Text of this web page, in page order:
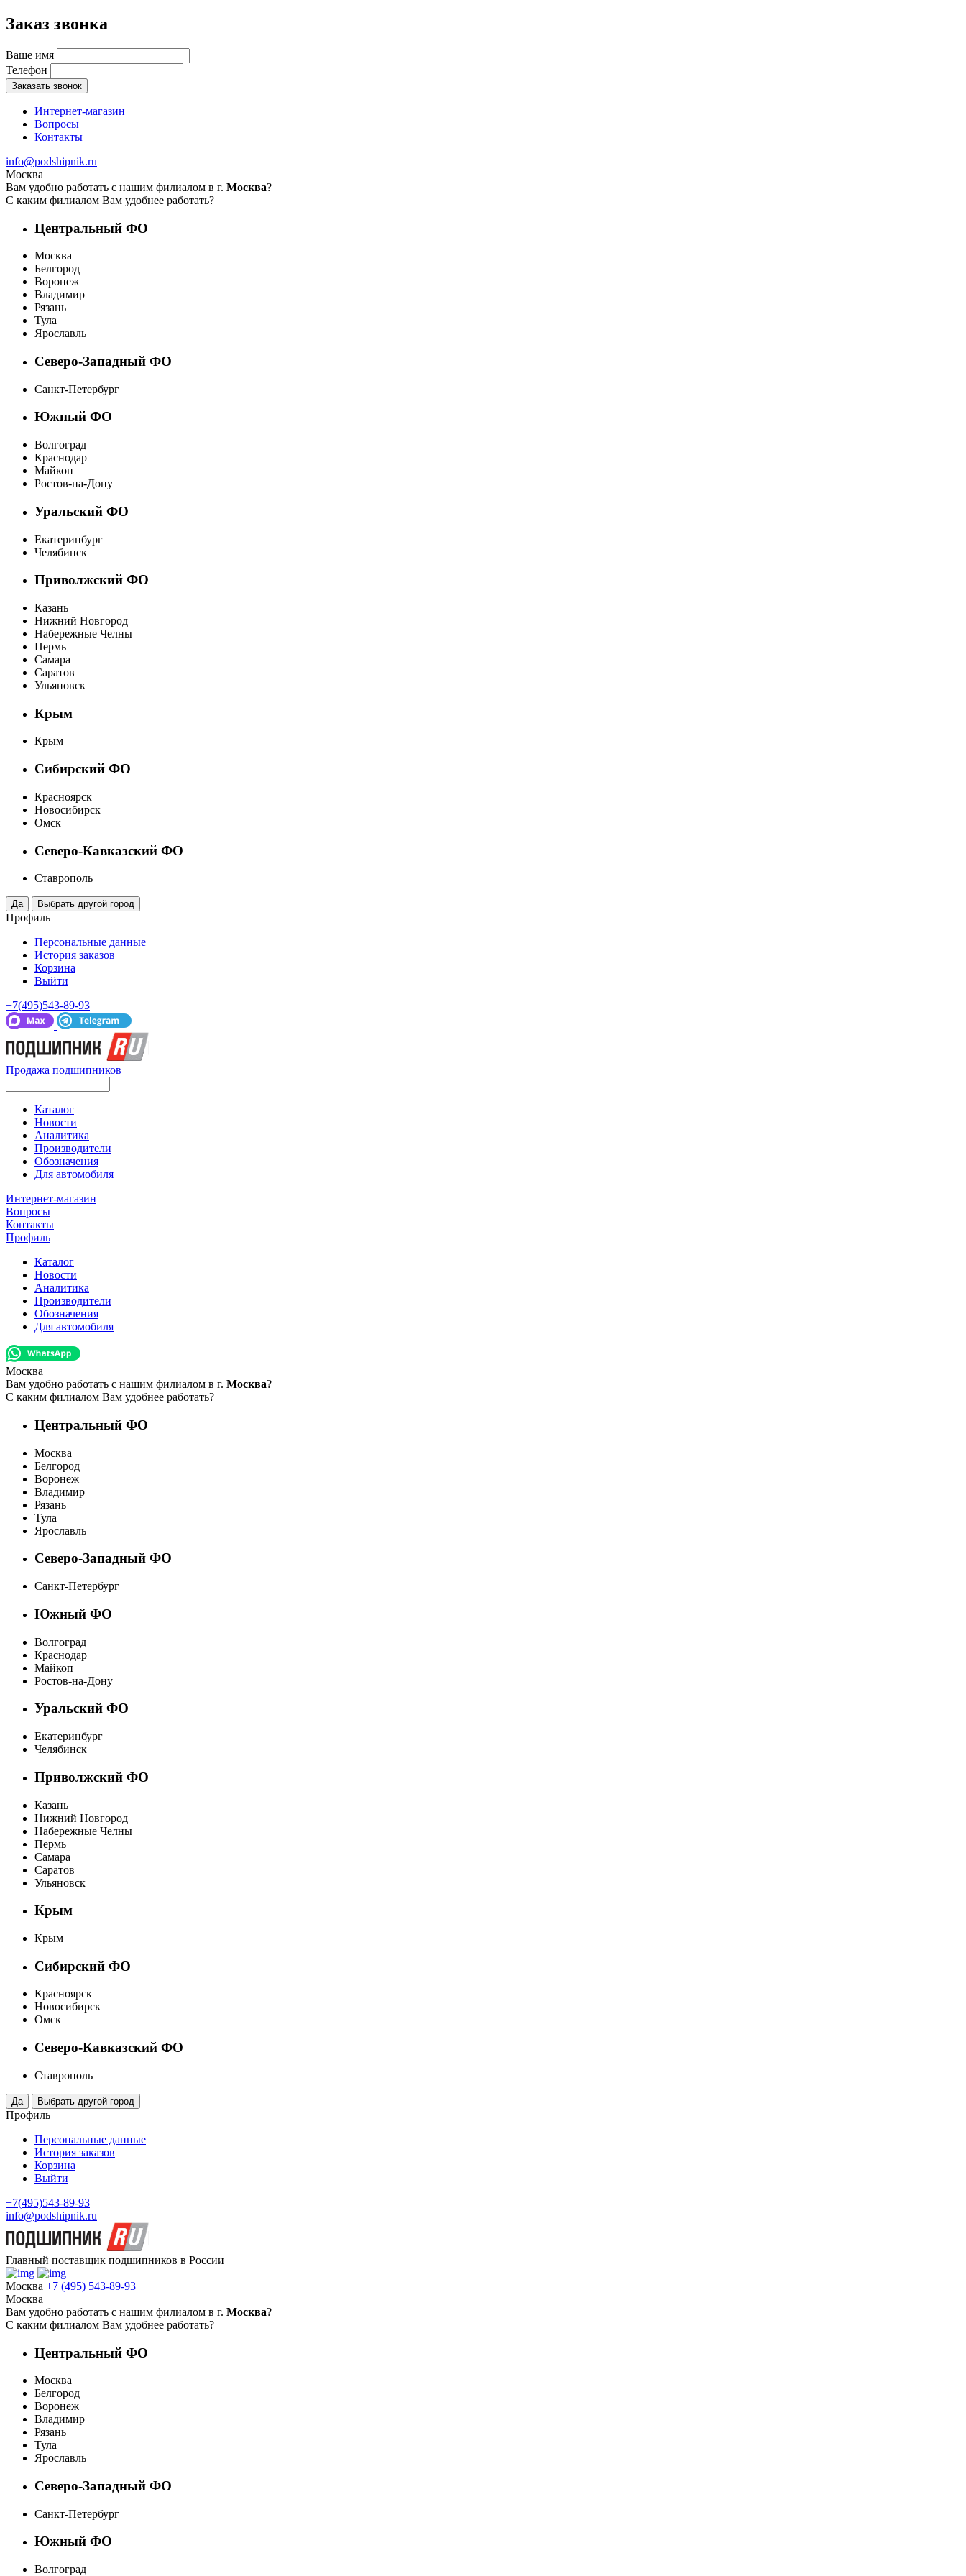
Заказ звонка
Ваше имя
Телефон
Заказать звонок
Интернет-магазин
Вопросы
Контакты
info@podshipnik.ru
Москва
Вам удобно работать с нашим филиалом в г. Москва?
С каким филиалом Вам удобнее работать?
Центральный ФО
Москва
Белгород
Воронеж
Владимир
Рязань
Тула
Ярославль
Северо-Западный ФО
Санкт-Петербург
Южный ФО
Волгоград
Краснодар
Майкоп
Ростов-на-Дону
Уральский ФО
Екатеринбург
Челябинск
Приволжский ФО
Казань
Нижний Новгород
Набережные Челны
Пермь
Самара
Саратов
Ульяновск
Крым
Крым
Сибирский ФО
Красноярск
Новосибирск
Омск
Северо-Кавказский ФО
Ставрополь
Профиль
Персональные данные
История заказов
Корзина
Выйти
+7(495)543-89-93
Продажа подшипников
Каталог
Новости
Аналитика
Производители
Обозначения
Для автомобиля
Интернет-магазин
Вопросы
Контакты
Профиль
Каталог
Новости
Аналитика
Производители
Обозначения
Для автомобиля
Москва
Вам удобно работать с нашим филиалом в г. Москва?
С каким филиалом Вам удобнее работать?
Центральный ФО
Москва
Белгород
Воронеж
Владимир
Рязань
Тула
Ярославль
Северо-Западный ФО
Санкт-Петербург
Южный ФО
Волгоград
Краснодар
Майкоп
Ростов-на-Дону
Уральский ФО
Екатеринбург
Челябинск
Приволжский ФО
Казань
Нижний Новгород
Набережные Челны
Пермь
Самара
Саратов
Ульяновск
Крым
Крым
Сибирский ФО
Красноярск
Новосибирск
Омск
Северо-Кавказский ФО
Ставрополь
Профиль
Персональные данные
История заказов
Корзина
Выйти
+7(495)543-89-93
info@podshipnik.ru
Главный поставщик подшипников в России
Москва +7 (495) 543-89-93
Москва
Вам удобно работать с нашим филиалом в г. Москва?
С каким филиалом Вам удобнее работать?
Центральный ФО
Москва
Белгород
Воронеж
Владимир
Рязань
Тула
Ярославль
Северо-Западный ФО
Санкт-Петербург
Южный ФО
Волгоград